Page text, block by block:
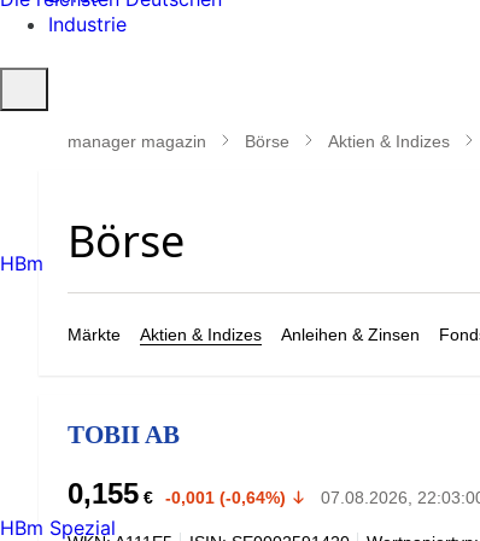
Industrie
öffnen
manager magazin Börse Aktien & Indizes
Märkte Aktien & Indizes Anleihen & Zinsen
TOBII AB
0,155 € -0,001 (-0,64%) 07.08.2026,
HBm
HBm Spezial